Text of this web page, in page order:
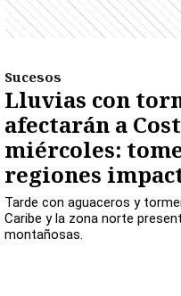
Sucesos
Lluvias con
afectarán a
miércoles:
regiones
Tarde con aguaceros y
Caribe y la zona norte
montañosas.